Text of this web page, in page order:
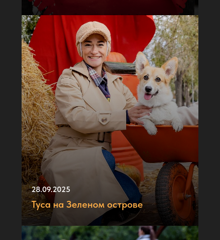
28.09.2025
Туса на Зеленом острове